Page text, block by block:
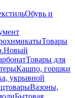
Обувь и
Товары
Новый
Товары для
Кашпо, горшки
укрывной
Вазоны,
Бытовая